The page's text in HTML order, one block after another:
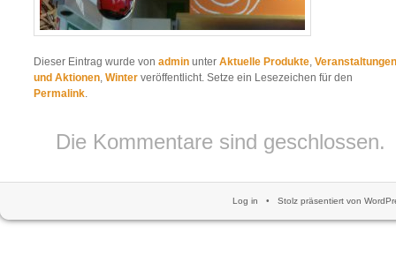
Dieser Eintrag wurde von admin unter Aktuelle Produkte, Veranstaltungen
und Aktionen, Winter veröffentlicht. Setze ein Lesezeichen für den
Permalink.
Die Kommentare sind geschlossen.
Log in • Stolz präsentiert von